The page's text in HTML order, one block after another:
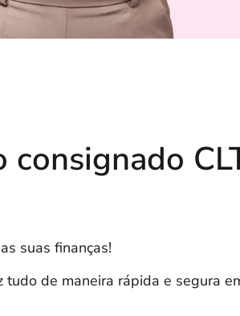
suas finanças!
tudo de maneira rápida e segura